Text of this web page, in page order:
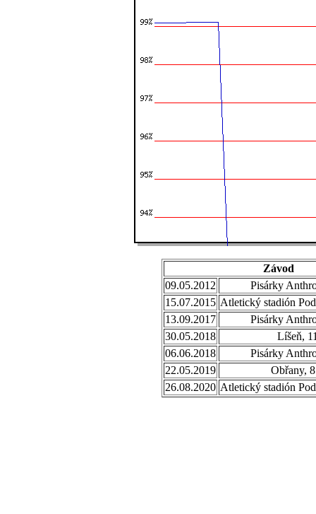
Závod
09.05.2012
Pisárky
15.07.2015 Atletický stadión
13.09.2017
Pisárky
30.05.2018
Líšeň,
06.06.2018
Pisárky
22.05.2019
Obřany,
26.08.2020 Atletický stadión